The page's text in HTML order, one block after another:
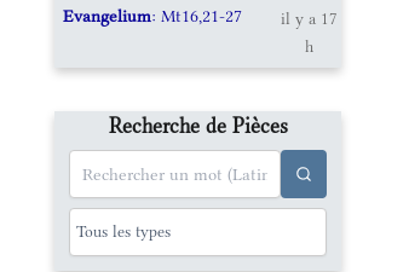
Evangelium: Mt16,21-27
il y a 17
h
Recherche de Pièces